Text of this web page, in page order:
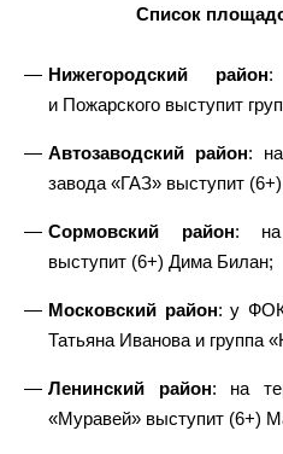
Список
Нижегородский район:
и Пожарского выступит
Автозаводский район:
завода «ГАЗ» выступит
Сормовский район: на
выступит (6+) Дима Билан;
Московский район: у
Татьяна Иванова и группа
Ленинский район: на
«Муравей» выступит (6+)